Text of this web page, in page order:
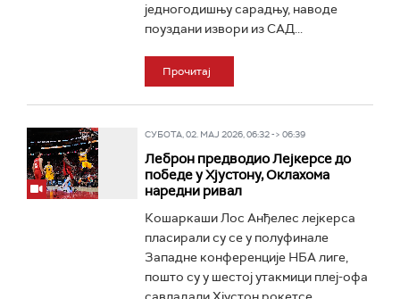
једногодишњу сарадњу, наводе
поуздани извори из САД...
Прочитај
СУБОТА, 02. МАЈ 2026, 06:32 -> 06:39
Леброн предводио Лејкерсе до
победе у Хјустону, Оклахома
наредни ривал
Кошаркаши Лос Анђелес лејкерса
пласирали су се у полуфинале
Западне конференције НБА лиге,
пошто су у шестој утакмици плеј-офа